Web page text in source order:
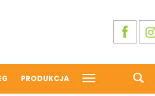
PRODUKCJA